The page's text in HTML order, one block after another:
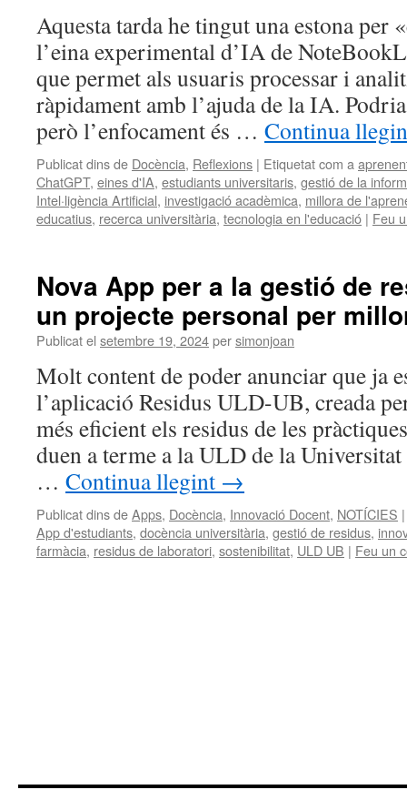
Aquesta tarda he tingut una estona per
l’eina experimental d’IA de
que permet als usuaris processar i
ràpidament amb l’ajuda de la IA.
però l’enfocament és … Continua
Publicat dins de Docència, Reflexions | Etiquetat com a
ChatGPT, eines d'IA, estudiants universitaris, gestió de la
Intel·ligència Artificial, investigació acadèmica, millora de
educatius, recerca universitària, tecnologia en l'educació | Feu
Nova App per a la gestió de
un projecte personal per
Publicat el setembre 19, 2024persimonjoan
Molt content de poder anunciar que ja
l’aplicació Residus ULD-UB, creada
més eficient els residus de les
duen a terme a la ULD de la
… Continua llegint →
Publicat dins deApps, Docència, Innovació Docent, NOTÍCIES |
App d'estudiants, docència universitària, gestió de residus,
farmàcia, residus de laboratori, sostenibilitat, ULD UB | Feu un